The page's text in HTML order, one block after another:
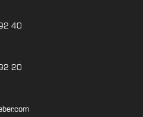
40
20